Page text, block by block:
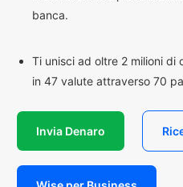
banca.
Ti unisci ad oltre 2 milioni di
in 47 valute attraverso 70
Invia Denaro